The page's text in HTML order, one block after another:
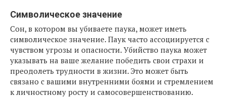
Символическое значение
Сон, в котором вы убиваете паука, может иметь
символическое значение. Паук часто ассоциируется с
чувством угрозы и опасности. Убийство паука может
указывать на ваше желание победить свои страхи и
преодолеть трудности в жизни. Это может быть
связано с вашими внутренними боями и стремлением
к личностному росту и самосовершенствованию.